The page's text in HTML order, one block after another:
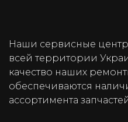
Наши сервисные
всей территории
качество наших
обеспечиваются
ассортимента